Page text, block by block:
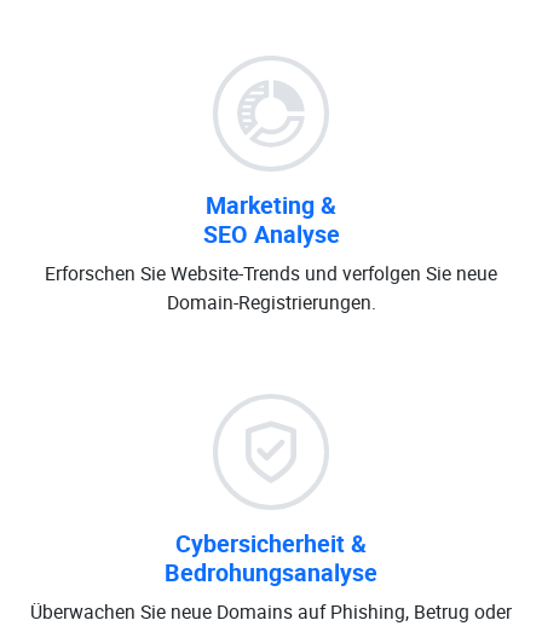
Marketing &
SEO Analyse
Erforschen Sie Website-Trends und verfolgen Sie neue
Domain-Registrierungen.
Cybersicherheit &
Bedrohungsanalyse
Überwachen Sie neue Domains auf Phishing, Betrug oder